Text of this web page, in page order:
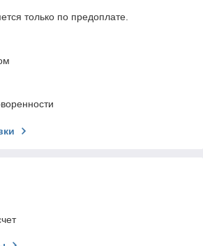
только по предоплате.